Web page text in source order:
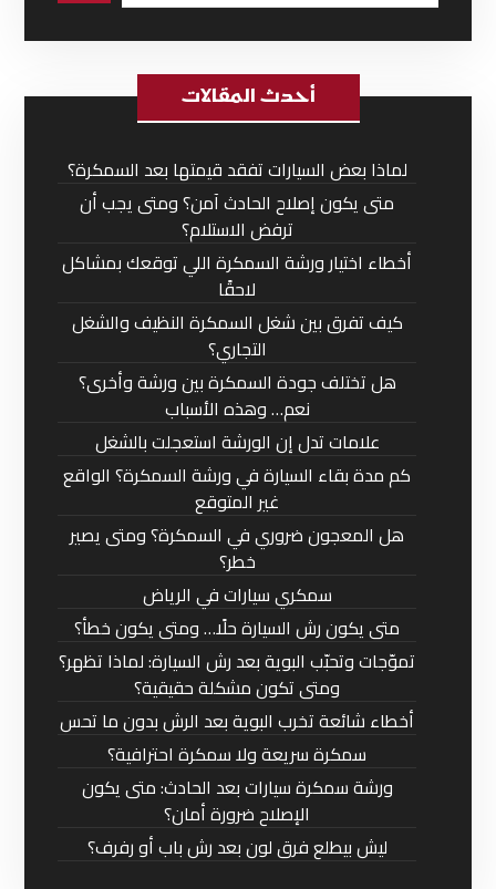
أحدث المقالات
لماذا بعض السيارات تفقد قيمتها بعد السمكرة؟
متى يكون إصلاح الحادث آمن؟ ومتى يجب أن
ترفض الاستلام؟
أخطاء اختيار ورشة السمكرة اللي توقعك بمشاكل
لاحقًا
كيف تفرق بين شغل السمكرة النظيف والشغل
التجاري؟
هل تختلف جودة السمكرة بين ورشة وأخرى؟
نعم… وهذه الأسباب
علامات تدل إن الورشة استعجلت بالشغل
كم مدة بقاء السيارة في ورشة السمكرة؟ الواقع
غير المتوقع
هل المعجون ضروري في السمكرة؟ ومتى يصير
خطر؟
سمكري سيارات في الرياض
متى يكون رش السيارة حلًا… ومتى يكون خطأ؟
تموّجات وتحبّب البوية بعد رش السيارة: لماذا تظهر؟
ومتى تكون مشكلة حقيقية؟
أخطاء شائعة تخرب البوية بعد الرش بدون ما تحس
سمكرة سريعة ولا سمكرة احترافية؟
ورشة سمكرة سيارات بعد الحادث: متى يكون
الإصلاح ضرورة أمان؟
ليش بيطلع فرق لون بعد رش باب أو رفرف؟